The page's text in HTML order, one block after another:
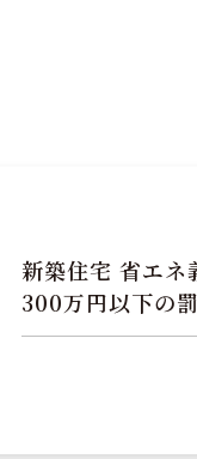
新築住宅 省エ
300万円以下の罰